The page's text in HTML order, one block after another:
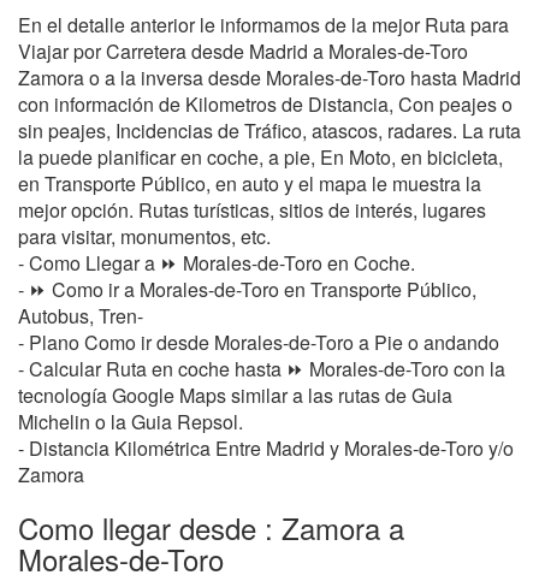
En el detalle anterior le informamos de la mejor Ruta para
Viajar por Carretera desde Madrid a Morales-de-Toro
Zamora o a la inversa desde Morales-de-Toro hasta Madrid
con información de Kilometros de Distancia, Con peajes o
sin peajes, Incidencias de Tráfico, atascos, radares. La ruta
la puede planificar en coche, a pie, En Moto, en bicicleta,
en Transporte Público, en auto y el mapa le muestra la
mejor opción. Rutas turísticas, sitios de interés, lugares
para visitar, monumentos, etc.
- Como Llegar a ⏩ Morales-de-Toro en Coche.
- ⏩ Como ir a Morales-de-Toro en Transporte Público,
Autobus, Tren-
- Plano Como ir desde Morales-de-Toro a Pie o andando
- Calcular Ruta en coche hasta ⏩ Morales-de-Toro con la
tecnología Google Maps similar a las rutas de Guia
Michelin o la Guia Repsol.
- Distancia Kilométrica Entre Madrid y Morales-de-Toro y/o
Zamora
Como llegar desde : Zamora a
Morales-de-Toro